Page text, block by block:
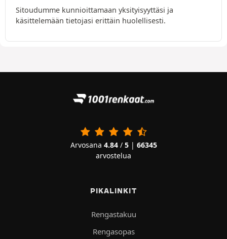
Sitoudumme kunnioittamaan yksityisyyttäsi ja
käsittelemään tietojasi erittäin huolellisesti.
Arvosana 4.84/ 5| 66345
arvostelua
PIKALINKIT
Rengastakuu
Rengasopas